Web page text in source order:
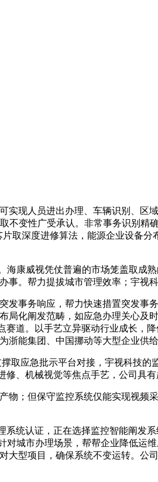
现人员进出办理、车辆识别、区
变性广受承认。非常事务识别精
取深度进修算法，能源企业设备
威视凭仗普遍的市场笼盖取成
。帮力提拔城市管理效率；宇视
事务响应，帮力快速措置突发事
化阐发范畴，如应急办理关心及
道。以手艺立异驱动行业成长，
浙能集团、中国挪动等大型企业供
应急批示平台对接，宇视科技的
、机械视觉等焦点手艺，公司具有
但保守监控系统仅能实现视频
统认证，正在选择监控智能阐发
城市办理场景，帮帮企业降低运
型项目，确保系统不变运转。公